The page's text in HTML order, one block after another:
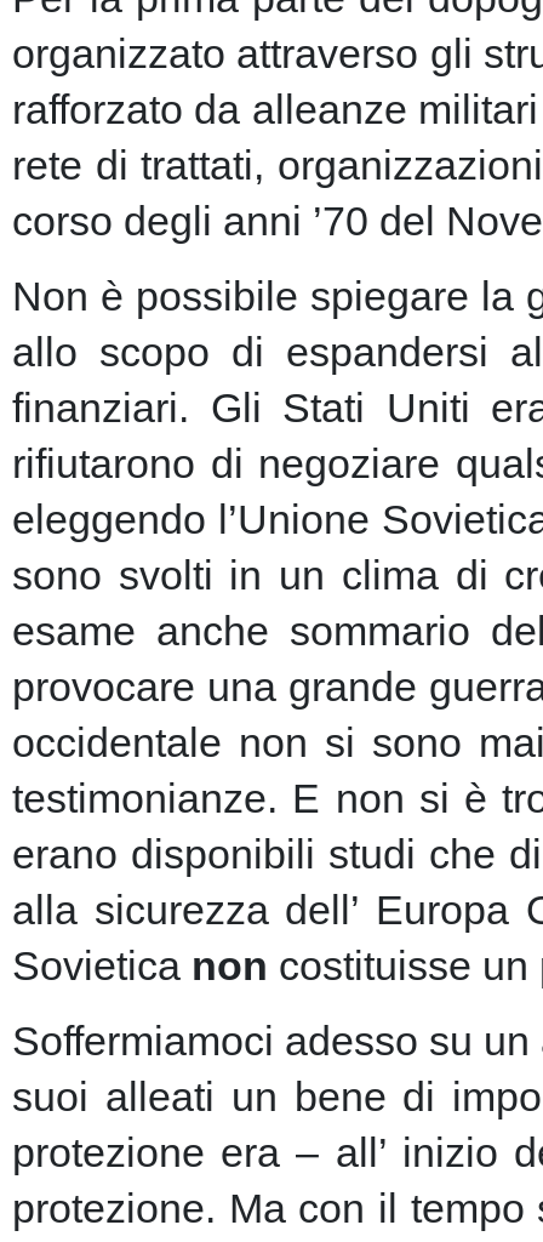
organizzato attraverso gli
rafforzato da alleanze
rete di trattati,
corso degli anni ’70 del
Non è possibile spiegare la
allo scopo di espandersi
finanziari. Gli Stati Uniti
rifiutarono di negoziare
eleggendo l’Unione
sono svolti in un clima di
esame anche sommario
provocare una grande
occidentale non si sono
testimonianze. E non si è
erano disponibili studi che
alla sicurezza dell’
Sovietica non costituisse un
Soffermiamoci adesso su
suoi alleati un bene di
protezione era – all’ inizio
protezione. Ma con il tempo